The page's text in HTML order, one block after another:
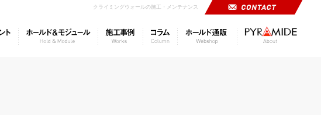
クライミングウォールの施工・メンテナンス